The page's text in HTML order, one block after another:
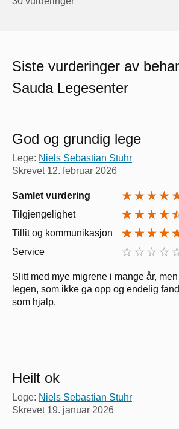
Siste vurderinger av
Sauda Legesenter
God og grundig lege
Lege: Niels Sebastian Stuhr
Skrevet 12. februar 2026
Samlet vurdering
Tilgjengelighet
Tillit og kommunikasjon
Service
Slitt med mye migrene i mange år,
legen, som ikke ga opp og endelig
som hjalp.
Heilt ok
Lege: Niels Sebastian Stuhr
Skrevet 19. januar 2026